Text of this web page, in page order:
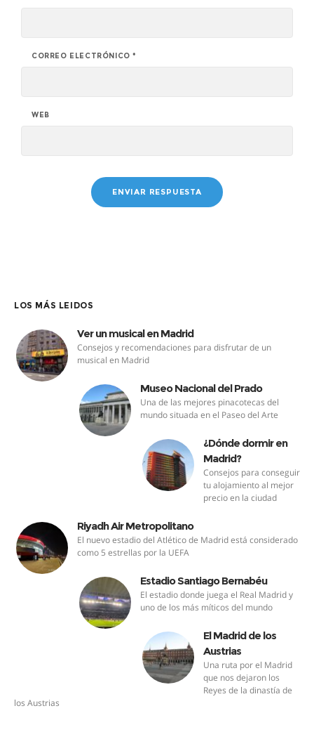
CORREO ELECTRÓNICO*
WEB
LOS MÁS LEIDOS
Ver un musical en Madrid
Consejos y recomendaciones para disfrutar de un
musical en Madrid
Museo Nacional del Prado
Una de las mejores pinacotecas del
mundo situada en el Paseo del Arte
¿Dónde dormir en
Madrid?
Consejos para conseguir
tu alojamiento al mejor
precio en la ciudad
Riyadh Air Metropolitano
El nuevo estadio del Atlético de Madrid está considerado
como 5 estrellas por la UEFA
Estadio Santiago Bernabéu
El estadio donde juega el Real Madrid y
uno de los más míticos del mundo
El Madrid de los
Austrias
Una ruta por el Madrid
que nos dejaron los
Reyes de la dinastía de
los Austrias